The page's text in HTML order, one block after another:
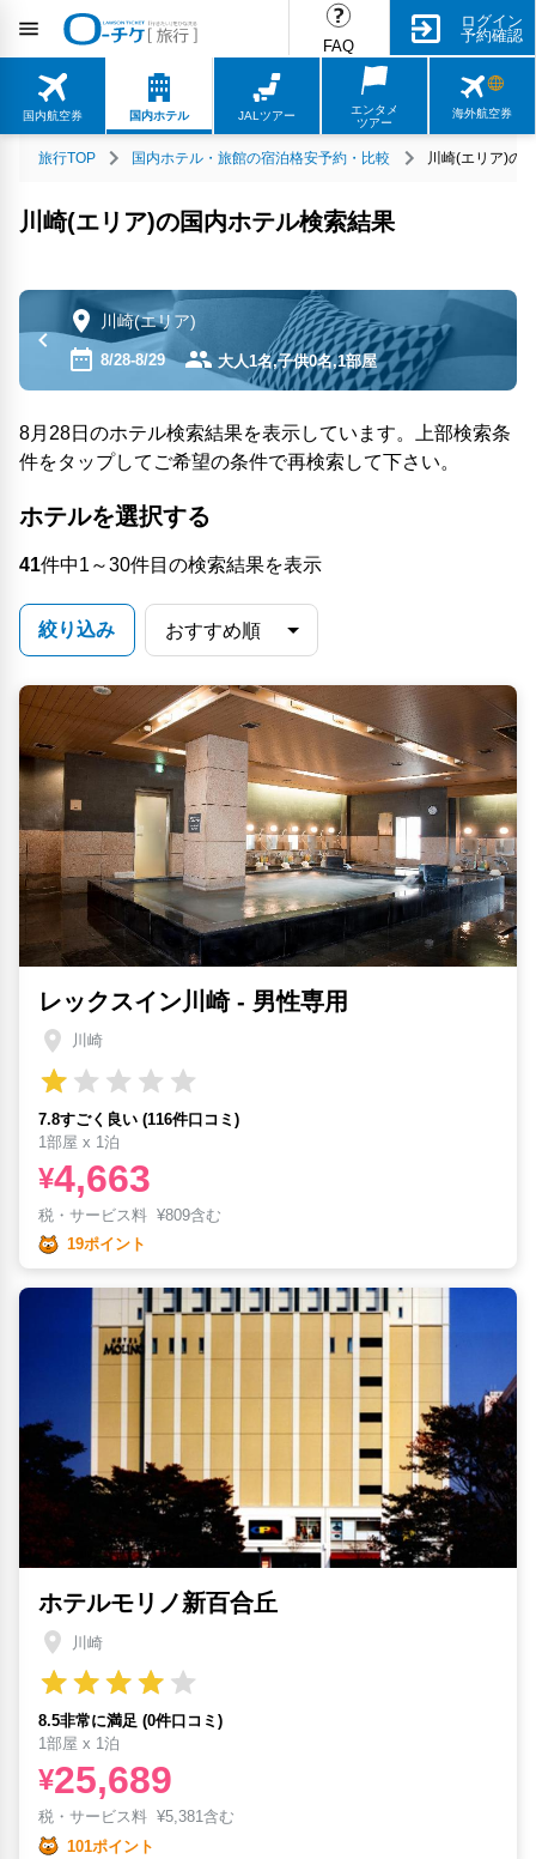
FAQ
ログイン
予約確認
国内航空券 国内ホテル JALツアー
エンタメ
ツアー
海外航空券
旅行TOP 国内ホテル・旅館の宿泊格安予約・比較 川崎(エリア)の
川崎(エリア)の国内ホテル検索結果
川崎(エリア)
8/28-8/29 大人1名,子供0名,1部屋
8月28日のホテル検索結果を表示しています。上部検索条
件をタップしてご希望の条件で再検索して下さい。
ホテルを選択する
41件中1～30件目の検索結果を表示
絞り込み
レックスイン川崎 - 男性専用
川崎
7.8すごく良い (116件口コミ)
1部屋 x 1泊
¥4,663
税・サービス料 ¥809含む
19ポイント
ホテルモリノ新百合丘
川崎
8.5非常に満足 (0件口コミ)
1部屋 x 1泊
¥25,689
税・サービス料 ¥5,381含む
101ポイント